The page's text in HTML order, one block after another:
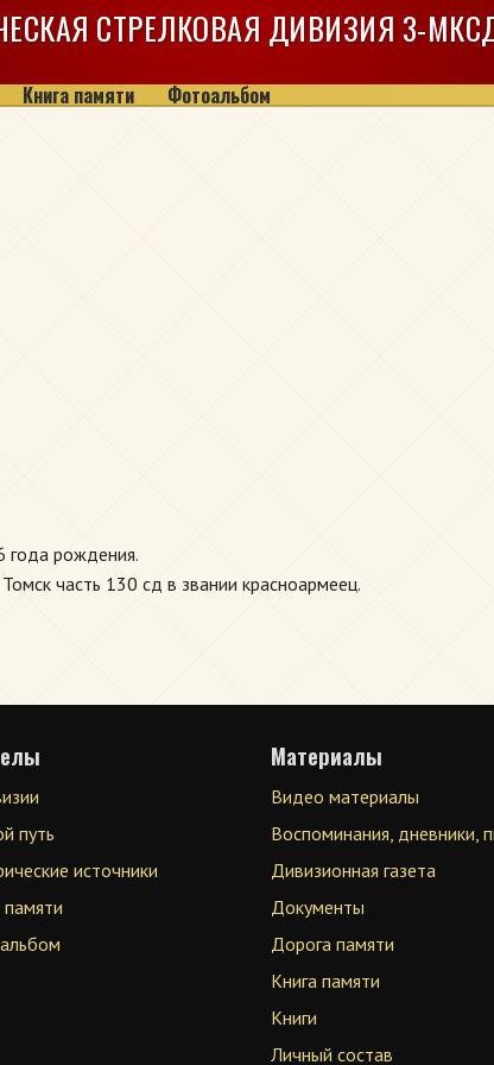
СТРЕЛКОВАЯ ДИВИЗИЯ 3-
Книга памяти Фотоальбом
рождения.
часть 130 сд в звании красноармеец.
путь
источники
памяти
Материалы
Видео материалы
Воспоминания, дневники,
Дивизионная газета
Документы
Дорога памяти
Книга памяти
Книги
Личный состав